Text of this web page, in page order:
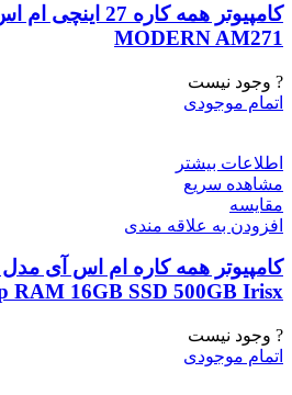
MODERN AM271
? وجود نیست
اتمام موجودی
اطلاعات بیشتر
مشاهده سریع
مقایسه
افزودن به علاقه مندی
RAM 16GB SSD 500GB Irisx
? وجود نیست
اتمام موجودی